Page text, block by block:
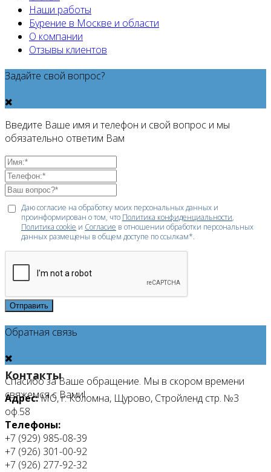
Наши работы
Бурение в Москве и области
О компании
Отзывы клиентов
Задайте свой вопрос?
Введите Ваше имя и телефон и свой вопрос и мы
обязательно ответим Вам
Даю согласие на обработку моих персональных данных и
проинформирован о том, что Политика конфиденциальности,
Политика cookie и Согласие в отношении обработки персональных
данных размещены в общем доступе по ссылкам*.
Отправить
Обратная связь
Спасибо за Ваше обращение. Мы в скором времени
свяжемся с Вами!
Контакты
Адрес:МО, г. Коломна, Щурово, Стройленд стр. №3
оф.58
Телефоны:
+7 (929) 985-08-39
+7 (926) 301-00-92
+7 (926) 277-92-32